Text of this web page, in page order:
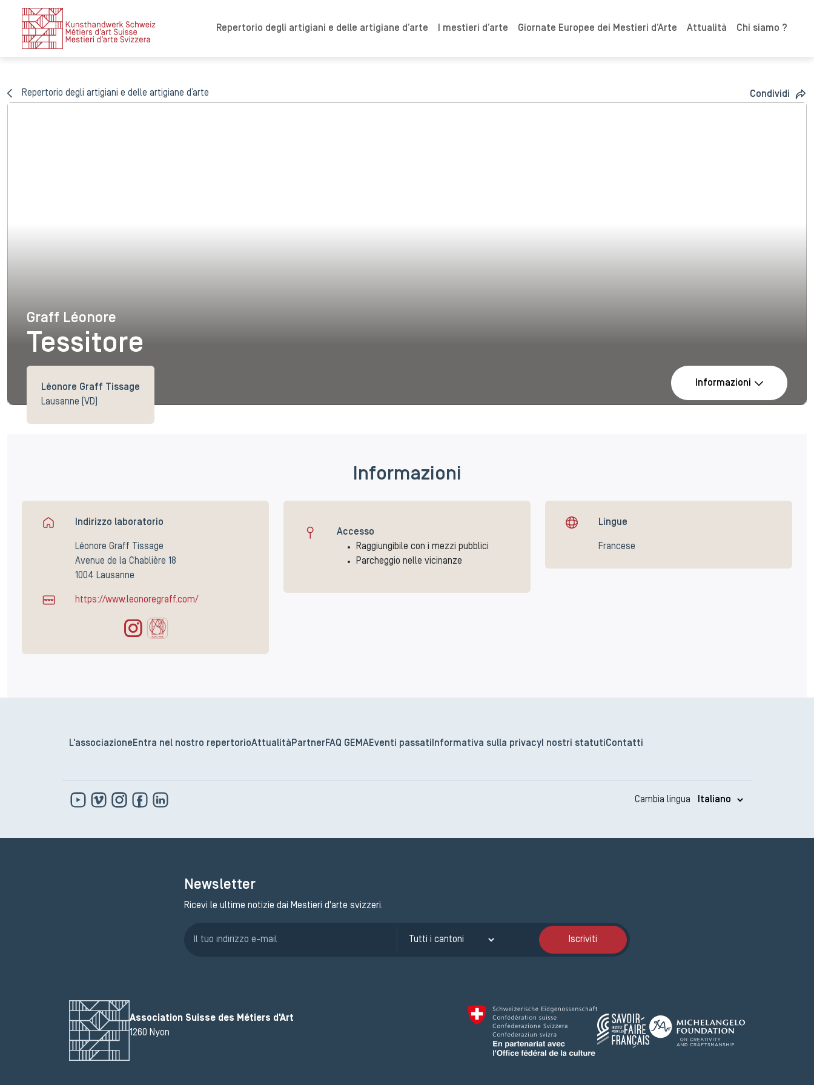
Repertorio degli artigiani e delle artigiane d’arte I mestieri d’arte Giornate Europee dei Mestieri d’Arte Attualità Chi siamo ?
Repertorio degli artigiani e delle artigiane d’arte Condividi
Graff Léonore
Graff Léonore
Tessitore
Léonore Graff Tissage
Lausanne (VD)
Informazioni
Informazioni
Indirizzo laboratorio
Léonore Graff Tissage
Avenue de la Chablière 18
1004 Lausanne
https://www.leonoregraff.com/
Accesso
Raggiungibile con i mezzi pubblici
Parcheggio nelle vicinanze
Lingue
Francese
L'associazione Entra nel nostro repertorioAttualità Partner FAQ GEMAEventi passati Informativa sulla privacy I nostri statuti Contatti
Cambia lingua
Newsletter
Ricevi le ultime notizie dai Mestieri d'arte svizzeri.
Iscriviti
Association Suisse des Métiers d'Art
1260 Nyon